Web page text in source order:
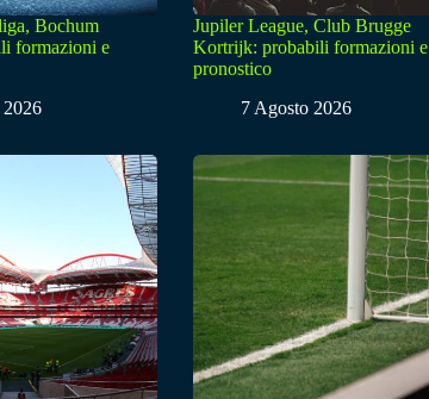
Bochum
formazioni e
2026
Jupiler League, Club Brugge
Kortrijk: probabili formazioni e
pronostico
7 Agosto 2026